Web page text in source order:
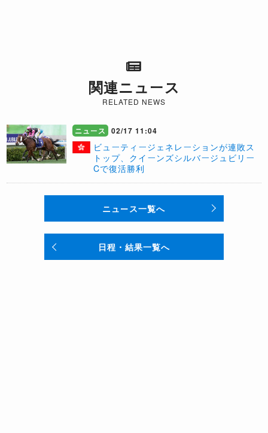
関連ニュース
RELATED NEWS
ニュース 02/17 11:04
​ビューティージェネレーションが連敗ス
トップ、クイーンズシルバージュビリー
Cで復活勝利
ニュース一覧へ
日程・結果一覧へ